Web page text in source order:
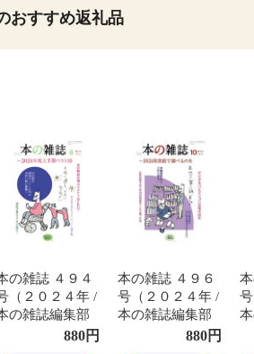
おすすめ返礼品
の雑誌 ４９４
（２０２４年 /
の雑誌編集部
880円
本の雑誌 ４９６
号（２０２４年 /
本の雑誌編集部
880円